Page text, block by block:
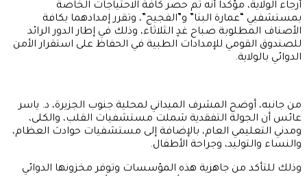
أرجاء الولاية، مؤكداً أنه تم حصر كافة الاحتياجات الخاصة
بمستشفيي “عمارة البنا” و”الفجيج”، وتقرر إمدادهما بكافة
الأصناف المطلوبة صباح غدٍ الثلاثاء، وذلك في إطار الدور الرائد
للصندوق القومي للإمدادات الطبية في الحفاظ على استقرار الأمن
الدوائي بالولاية.
من جانبه، أوضح المشرف الميداني لمحلية جنوب الجزيرة، د. ياسر
عائس أن الجولة التفقدية شملت مستشفيات القلب، والكلى،
ومدني التعليمي العام، بالإضافة إلى مستشفيات حوادث العظام،
والنساء والتوليد، وجراحة الأطفال.
وذلك للتأكد من جاهزية هذه المؤسسات وتوفر مخزونها الدوائي